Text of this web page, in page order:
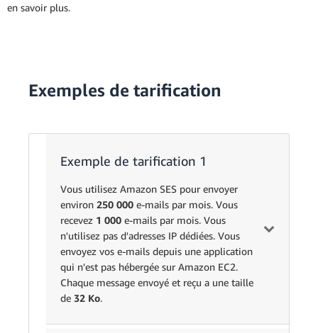
en savoir plus.
Exemples de tarification
Exemple de tarification 1
Vous utilisez Amazon SES pour envoyer
environ 250 000 e-mails par mois. Vous
recevez 1 000 e-mails par mois. Vous
n'utilisez pas d'adresses IP dédiées. Vous
envoyez vos e-mails depuis une application
qui n'est pas hébergée sur Amazon EC2.
Chaque message envoyé et reçu a une taille
de 32 Ko.